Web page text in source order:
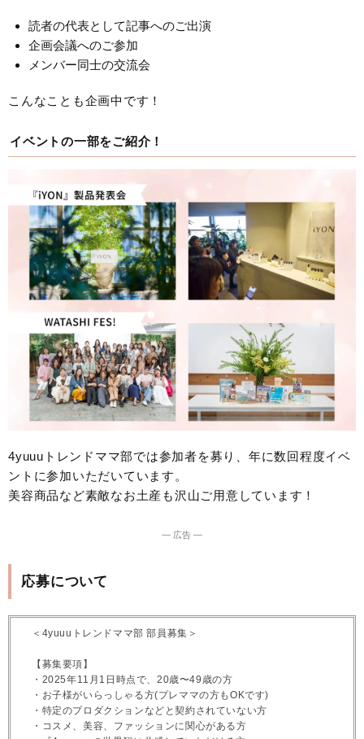
読者の代表として記事へのご出演
企画会議へのご参加
メンバー同士の交流会
こんなことも企画中です！
イベントの一部をご紹介！
4yuuuトレンドママ部では参加者を募り、年に数回程度イベ
ントに参加いただいています。
美容商品など素敵なお土産も沢山ご用意しています！
― 広告 ―
応募について
＜4yuuuトレンドママ部 部員募集＞
【募集要項】
・2025年11月1日時点で、20歳〜49歳の方
・お子様がいらっしゃる方(プレママの方もOKです)
・特定のプロダクションなどと契約されていない方
・コスメ、美容、ファッションに関心がある方